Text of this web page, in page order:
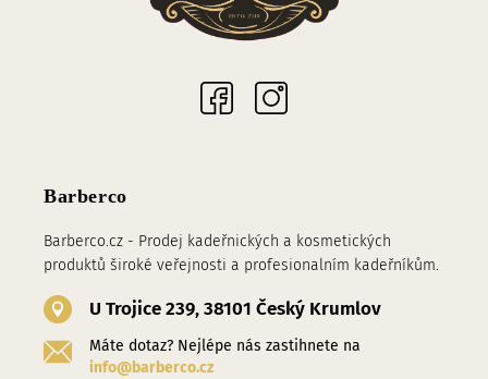
Barberco
Barberco.cz - Prodej kadeřnických a kosmetických
produktů široké veřejnosti a profesionalním kadeřníkům.
U Trojice 239, 38101 Český Krumlov
Máte dotaz? Nejlépe nás zastihnete na
info@barberco.cz